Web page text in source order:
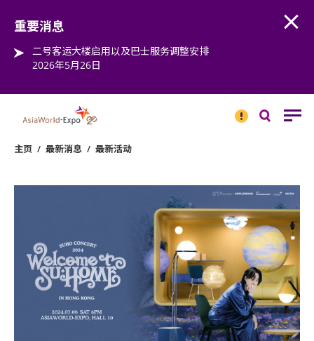
重要消息
二号客运大楼启用以及巴士服务调整安排
2026年5月26日
消息
主页 / 最新消息 / 最新活动